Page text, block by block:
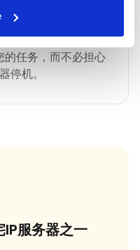
间
确保您保持连接而
任务，而不必担心
停机。
服务器之一